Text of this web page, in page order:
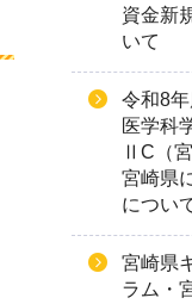
資金新
いて
令和8
医学科
ⅡC（
宮崎県
につい
宮崎県
ラム・